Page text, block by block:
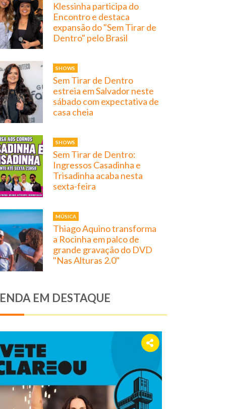
Klessinha participa do
Encontro e destaca
expansão do "Sem Tirar de
Dentro" pelo Brasil
SHOWS
Sem Tirar de Dentro
estreia em Salvador neste
sábado com expectativa de
casa cheia
SHOWS
Sem Tirar de Dentro:
Ingressos Casadinha e
Trisadinha acaba nesta
sexta-feira
MÚSICA
Thiago Aquino transforma
a Rocinha em palco de
grande gravação do DVD
"Nas Alturas 2.0"
EM DESTAQUE